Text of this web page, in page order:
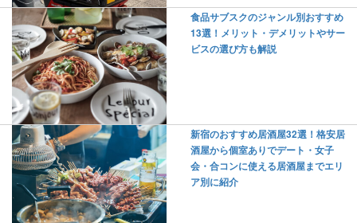
食品サブスクのジャンル別おすすめ
13選！メリット・デメリットやサー
ビスの選び方も解説
新宿のおすすめ居酒屋32選！格安居
酒屋から個室ありでデート・女子
会・合コンに使える居酒屋までエリ
ア別に紹介